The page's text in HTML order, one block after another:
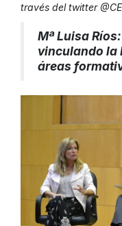
través del twitter
Mª Luisa
vinculando la
áreas